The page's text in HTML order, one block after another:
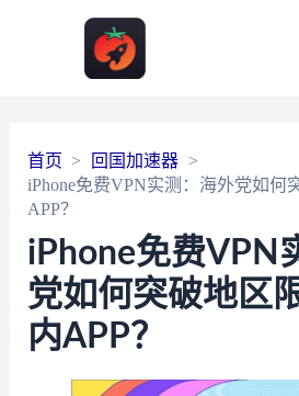
首页
回国加速器
iPhone免费VPN实测：海外党如何
APP？
iPhone免费VPN
党如何突破地区
内APP？